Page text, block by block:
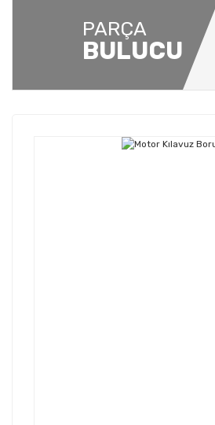
PARÇA
BULUCU